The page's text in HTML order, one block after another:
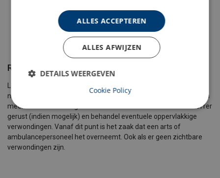
slachtoffer omhoog te takelen. In dit geval moet je er wel
rekening mee houden dat je hulp van anderen nodig hebt
om het slachtoffer over de (dak)rand te krijgen.
Reddingsfase 4: weer op vaste grond
neer. Zorg dat het bovenlichaam altijd omhoog blijft wijzen, in een
meer zittende houding en laat het harnas aan. Stel het slachtoffer
gerust (indien mogelijk) en behandel eventuele oppervlakkige
verwondingen. Vanaf dit punt is het zaak dat een arts of
ambulancepersoneel het overneemt. Ook als er geen zichtbare
verwondingen zijn.
ALLES ACCEPTEREN
ALLES AFWIJZEN
DETAILS WEERGEVEN
Cookie Policy